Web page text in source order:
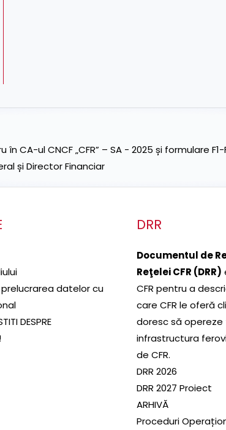
CA-ul CNCF „CFR” – SA - 2025 și formulare F1-
și Director Financiar
datelor cu
DESPRE
DRR
Documentul de
Reţelei CFR (DRR)
CFR pentru a
care CFR le oferă
doresc să opereze
infrastructura
de CFR.
DRR 2026
DRR 2027 Proiect
ARHIVĂ
Proceduri